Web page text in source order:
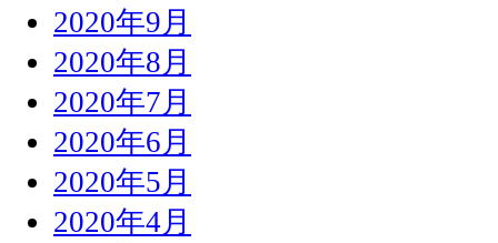
2020年9月
2020年8月
2020年7月
2020年6月
2020年5月
2020年4月